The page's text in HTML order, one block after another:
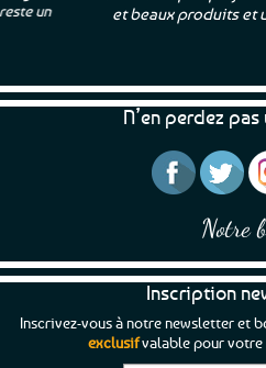
et beaux produits et une
N’en perdez
Notre
Inscription
Inscrivez-vous à notre newsletter et
exclusifvalable pour votre